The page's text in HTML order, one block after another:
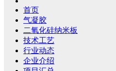
首页
气凝胶
二氧化硅纳米板
技术工艺
行业动态
企业介绍